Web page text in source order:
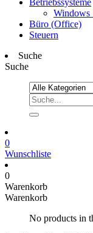
Betriebssysteme
Windows
Büro (Office)
Steuern
Suche
Suche
0
Wunschliste
0
Warenkorb
Warenkorb
No products in